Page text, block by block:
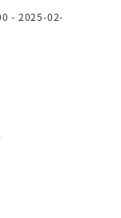
o
- 2025-02-